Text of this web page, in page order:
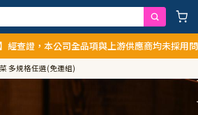
本公司全品項與上游供應商均未採用問題油品
多規格任選(免運組)